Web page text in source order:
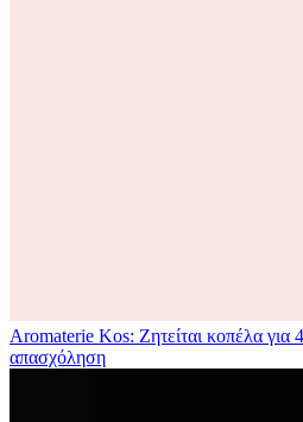
Aromaterie Kos: Ζητείται κοπέλα για
απασχόληση